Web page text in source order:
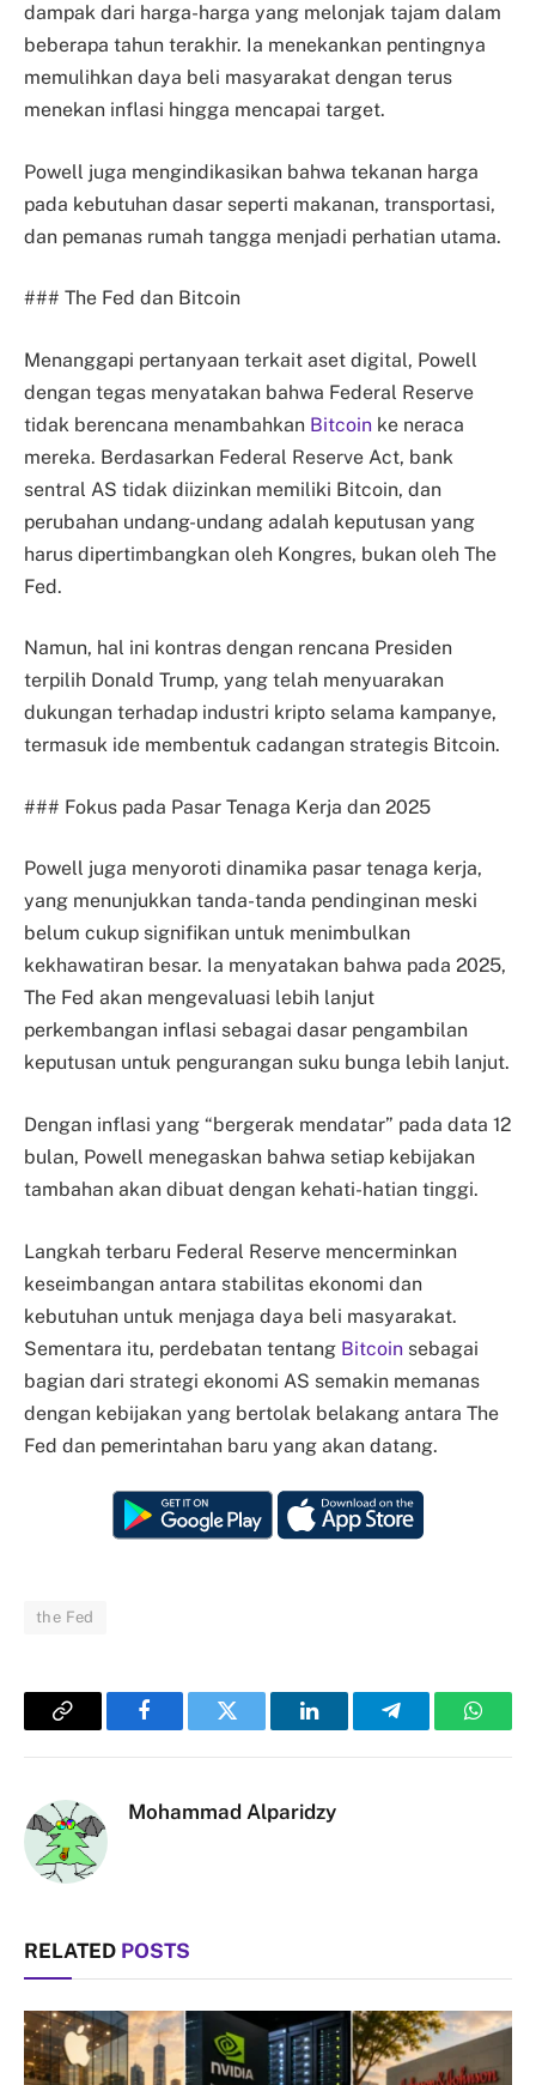
dampak dari harga-harga yang melonjak tajam dalam
beberapa tahun terakhir. Ia menekankan pentingnya
memulihkan daya beli masyarakat dengan terus
menekan inflasi hingga mencapai target.
Powell juga mengindikasikan bahwa tekanan harga
pada kebutuhan dasar seperti makanan, transportasi,
dan pemanas rumah tangga menjadi perhatian utama.
### The Fed dan Bitcoin
Menanggapi pertanyaan terkait aset digital, Powell
dengan tegas menyatakan bahwa Federal Reserve
tidak berencana menambahkan Bitcoin ke neraca
mereka. Berdasarkan Federal Reserve Act, bank
sentral AS tidak diizinkan memiliki Bitcoin, dan
perubahan undang-undang adalah keputusan yang
harus dipertimbangkan oleh Kongres, bukan oleh The
Fed.
Namun, hal ini kontras dengan rencana Presiden
terpilih Donald Trump, yang telah menyuarakan
dukungan terhadap industri kripto selama kampanye,
termasuk ide membentuk cadangan strategis Bitcoin.
### Fokus pada Pasar Tenaga Kerja dan 2025
Powell juga menyoroti dinamika pasar tenaga kerja,
yang menunjukkan tanda-tanda pendinginan meski
belum cukup signifikan untuk menimbulkan
kekhawatiran besar. Ia menyatakan bahwa pada 2025,
The Fed akan mengevaluasi lebih lanjut
perkembangan inflasi sebagai dasar pengambilan
keputusan untuk pengurangan suku bunga lebih lanjut.
Dengan inflasi yang “bergerak mendatar” pada data 12
bulan, Powell menegaskan bahwa setiap kebijakan
tambahan akan dibuat dengan kehati-hatian tinggi.
Langkah terbaru Federal Reserve mencerminkan
keseimbangan antara stabilitas ekonomi dan
kebutuhan untuk menjaga daya beli masyarakat.
Sementara itu, perdebatan tentang Bitcoin sebagai
bagian dari strategi ekonomi AS semakin memanas
dengan kebijakan yang bertolak belakang antara The
Fed dan pemerintahan baru yang akan datang.
the Fed
Copy
FacebookTwitter LinkedInTelegram
Mohammad Alparidzy
RELATED POSTS